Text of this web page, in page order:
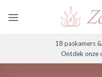
naar
18 paskamers
Ontdek onze